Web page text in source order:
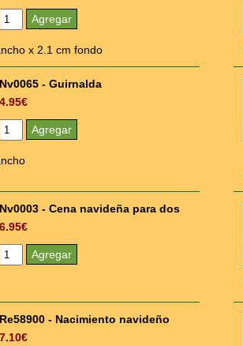
x 2.1 cm fondo
Nv0065 - Guirnalda
4.95€
Nv0003 - Cena navideña para dos
6.95€
Re58900 - Nacimiento navideño
7.10€